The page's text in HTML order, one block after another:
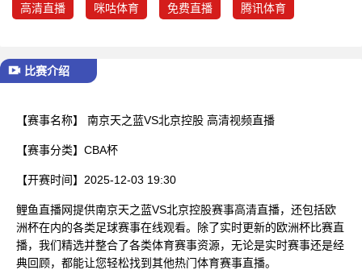
高清直播 咪咕体育 免费直播 腾讯体育
比赛介绍
【赛事名称】 南京天之蓝VS北京控股 高清视频直播
【赛事分类】 CBA杯
【开赛时间】 2025-12-03 19:30
鲤鱼直播网提供南京天之蓝VS北京控股赛事高清直播，还包括欧
洲杯在内的各类足球赛事在线观看。除了实时更新的欧洲杯比赛直
播，我们精选并整合了各类体育赛事资源，无论是实时赛事还是经
典回顾，都能让您轻松找到其他热门体育赛事直播。